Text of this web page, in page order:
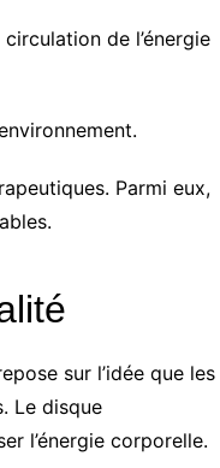
de l’énergie
Parmi eux,
sur l’idée que les
Le disque
l’énergie corporelle.